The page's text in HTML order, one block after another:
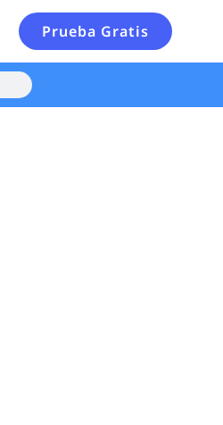
Prueba Gratis